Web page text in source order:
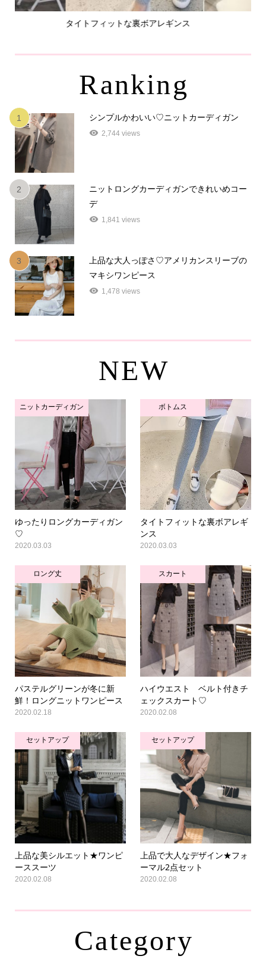
タイトフィットな裏ボアレギンス
Ranking
1 シンプルかわいい♡ニットカーディガン
2,744 views
2
ニットロングカーディガンできれいめコー
デ
1,841 views
3
上品な大人っぽさ♡アメリカンスリーブの
マキシワンピース
1,478 views
NEW
ニットカーディガン
ゆったりロングカーディガン
♡
2020.03.03
ボトムス
タイトフィットな裏ボアレギ
ンス
2020.03.03
ロング丈
パステルグリーンが冬に新
鮮！ロングニットワンピース
2020.02.18
スカート
ハイウエスト ベルト付きチ
ェックスカート♡
2020.02.08
セットアップ
上品な美シルエット★ワンピ
ーススーツ
2020.02.08
セットアップ
上品で大人なデザイン★フォ
ーマル2点セット
2020.02.08
Category